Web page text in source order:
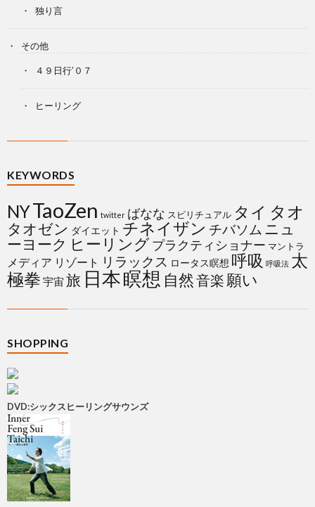
独り言
その他
４９日行’０７
ヒーリング
KEYWORDS
NYTaoZen twitter ばなな スピリチュアル タイ タオ
タオゼン ダイエット チネイザン チバソム ニュ
ーヨーク ヒーリングプラクティショナー マントラ
メディア リゾート リラックス ロータス瞑想 呼吸 呼吸法 太
極拳 宇宙 旅 日本瞑想 自然音楽 願い
SHOPPING
DVD:シックスヒーリングサウンズ